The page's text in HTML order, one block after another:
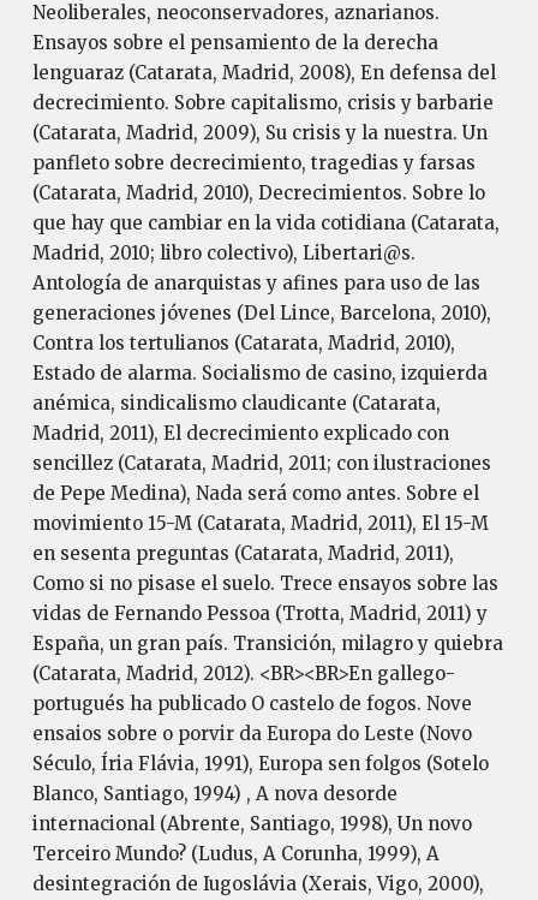
Neoliberales, neoconservadores, aznarianos.
Ensayos sobre el pensamiento de la derecha
lenguaraz (Catarata, Madrid, 2008), En defensa del
decrecimiento. Sobre capitalismo, crisis y barbarie
(Catarata, Madrid, 2009), Su crisis y la nuestra. Un
panfleto sobre decrecimiento, tragedias y farsas
(Catarata, Madrid, 2010), Decrecimientos. Sobre lo
que hay que cambiar en la vida cotidiana (Catarata,
Madrid, 2010; libro colectivo), Libertari@s.
Antología de anarquistas y afines para uso de las
generaciones jóvenes (Del Lince, Barcelona, 2010),
Contra los tertulianos (Catarata, Madrid, 2010),
Estado de alarma. Socialismo de casino, izquierda
anémica, sindicalismo claudicante (Catarata,
Madrid, 2011), El decrecimiento explicado con
sencillez (Catarata, Madrid, 2011; con ilustraciones
de Pepe Medina), Nada será como antes. Sobre el
movimiento 15-M (Catarata, Madrid, 2011), El 15-M
en sesenta preguntas (Catarata, Madrid, 2011),
Como si no pisase el suelo. Trece ensayos sobre las
vidas de Fernando Pessoa (Trotta, Madrid, 2011) y
España, un gran país. Transición, milagro y quiebra
(Catarata, Madrid, 2012). <BR><BR>En gallego-
portugués ha publicado O castelo de fogos. Nove
ensaios sobre o porvir da Europa do Leste (Novo
Século, Íria Flávia, 1991), Europa sen folgos (Sotelo
Blanco, Santiago, 1994) , A nova desorde
internacional (Abrente, Santiago, 1998), Un novo
Terceiro Mundo? (Ludus, A Corunha, 1999), A
desintegración de Iugoslávia (Xerais, Vigo, 2000),